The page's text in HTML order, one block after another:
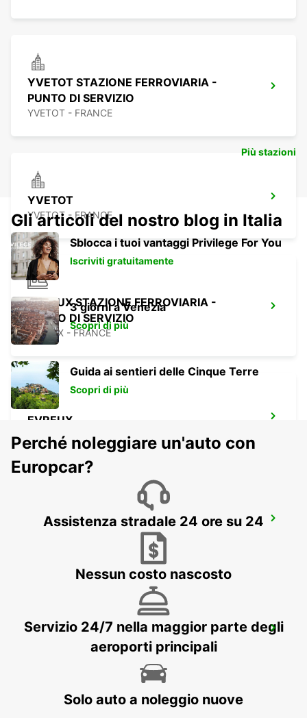
YVETOT STAZIONE FERROVIARIA -
PUNTO DI SERVIZIO
YVETOT - FRANCE
YVETOT
YVETOT - FRANCE
EVREUX STAZIONE FERROVIARIA -
PUNTO DI SERVIZIO
EVREUX - FRANCE
EVREUX
EVREUX - FRANCE
DIEPPE
DIEPPE STAZIONE FERROVIARIA -
DIEPPE - FRANCE
Più stazioni
Gli articoli del nostro blog in Italia
Sblocca i tuoi vantaggi Privilege For You
Iscriviti gratuitamente
3 giorni a Venezia
Scopri di più
Guida ai sentieri delle Cinque Terre
Scopri di più
Perché noleggiare un'auto con
Europcar?
Assistenza stradale 24 ore su 24
Nessun costo nascosto
Servizio 24/7 nella maggior parte degli
aeroporti principali
Solo auto a noleggio nuove